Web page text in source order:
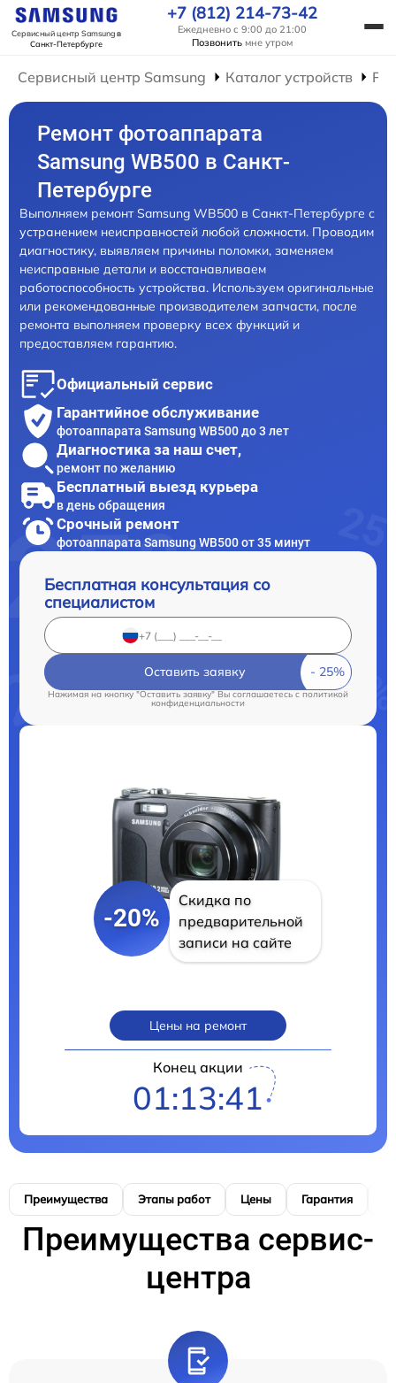
Сервисный центр Samsungв
Санкт-Петербурге
+7 (812) 214-73-42
Ежедневно с 9:00 до 21:00
Позвонить мне утром
Сервисный центр Samsung Каталог устройств
Ремонт фотоаппарата
Samsung WB500 в Санкт-
Петербурге
Выполняем ремонт Samsung WB500 в Санкт-Петербурге с
устранением неисправностей любой сложности. Проводим
диагностику, выявляем причины поломки, заменяем
неисправные детали и восстанавливаем
работоспособность устройства. Используем оригинальные
или рекомендованные производителем запчасти, после
ремонта выполняем проверку всех функций и
предоставляем гарантию.
Официальный сервис
Гарантийное обслуживание
фотоаппарата Samsung WB500 до 3 лет
Диагностика за наш счет,
ремонт по желанию
Бесплатный выезд курьера
в день обращения
Срочный ремонт
фотоаппарата Samsung WB500 от 35 минут
Бесплатная консультация со
специалистом
Оставить заявку
Нажимая на кнопку "Оставить заявку" Вы соглашаетесь c политикой
конфиденциальности
-20%
Скидка по
предварительной
записи на сайте
Цены на ремонт
Конец акции
01:13:40
Преимущества Этапы работ Цены Гарантия
Преимущества сервис-
центра